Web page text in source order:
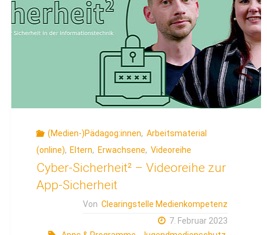
(Medien-)Pädagog:innen, Arbeitsmaterial
(online), Eltern, Erwachsene, Videoreihe
Cyber-Sicherheit² – Videoreihe zur
App-Sicherheit
Von Clearingstelle Medienkompetenz
7. Februar 2023